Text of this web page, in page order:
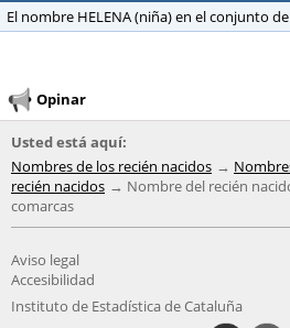
El nombre HELENA (niña) en el conjunto
Opinar
Usted está aquí:
Nombres de los recién nacidos
recién nacidos
Nombre del recién
comarcas
Aviso legal
Accesibilidad
Instituto de Estadística de Cataluña